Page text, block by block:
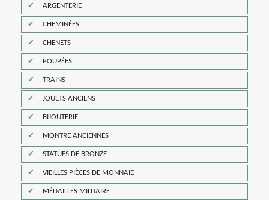
ARGENTERIE
CHEMINÉES
CHENETS
POUPÉES
TRAINS
JOUETS ANCIENS
BIJOUTERIE
MONTRE ANCIENNES
STATUES DE BRONZE
VIEILLES PIÈCES DE MONNAIE
MÉDAILLES MILITAIRE